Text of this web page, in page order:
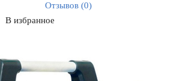
Отзывов (0)
В избранное